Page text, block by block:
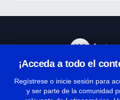
¡Acceda a todo el
Regístrese o inicie sesión para
y ser parte de la comunidad